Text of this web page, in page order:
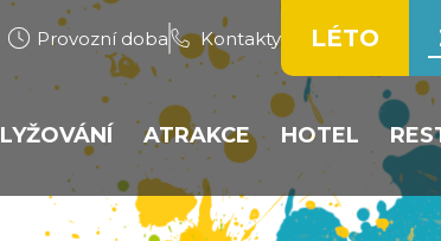
Provozní doba Kontakty LÉTO
LYŽOVÁNÍ
SJEZDOVKY
ATRAKCE
BOBOVÁ DRÁHA
HOTEL
POKOJE